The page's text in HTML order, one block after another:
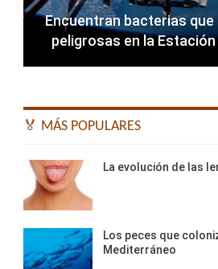
Encuentran bacterias que
peligrosas en la
🏅 MÁS POPULARES
La evolución de las
Los peces que
Mediterráneo